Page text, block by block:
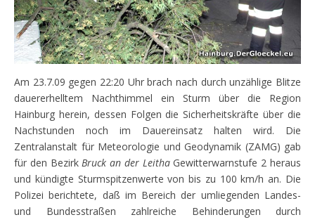
Am 23.7.09 gegen 22:20 Uhr brach nach durch unzählige Blitze
dauererhelltem Nachthimmel ein Sturm über die Region
Hainburg herein, dessen Folgen die Sicherheitskräfte über die
Nachstunden noch im Dauereinsatz halten wird. Die
Zentralanstalt für Meteorologie und Geodynamik (ZAMG) gab
für den Bezirk Bruck an der LeithaGewitterwarnstufe 2 heraus
und kündigte Sturmspitzenwerte von bis zu 100 km/h an. Die
Polizei berichtete, daß im Bereich der umliegenden Landes-
und Bundesstraßen zahlreiche Behinderungen durch